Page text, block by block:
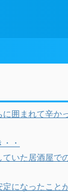
囲まれて辛か
・
いた居酒屋で
になったこと